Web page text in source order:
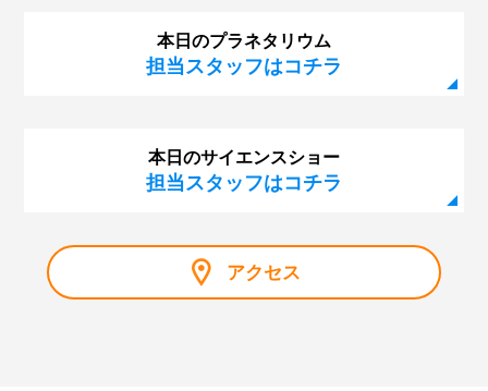
本日のプラネタリウム
担当スタッフはコチラ
本日のサイエンスショー
担当スタッフはコチラ
アクセス